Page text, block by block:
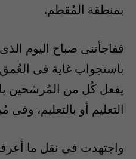
بمنطقة المُقطم.
ففاجأتنى صباح اليوم
باستجواب غاية فى
يفعل كُل من المُرشحين
التعليم أو بالتعليم، وفى
واجتهدت فى نقل ما